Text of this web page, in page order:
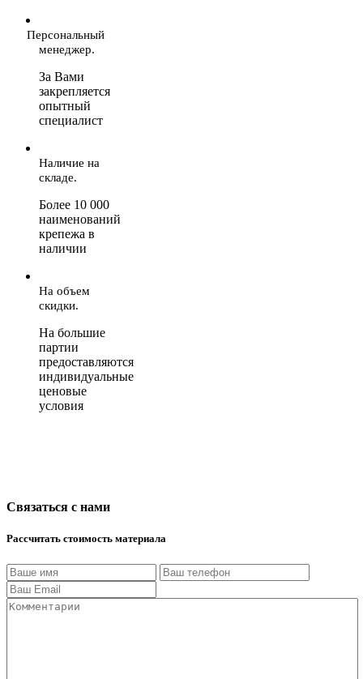
Персональный
менеджер.
За Вами
закрепляется
опытный
специалист
Наличие на
складе.
Более 10 000
наименований
крепежа в
наличии
На объем
скидки.
На большие
партии
предоставляются
индивидуальные
ценовые
условия
Связаться с нами
Рассчитать стоимость материала